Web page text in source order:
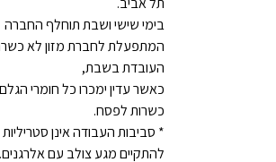
בימי שישי ושבת תוחלף החברה
המתפעלת לחברת מזון לא
העובדת בשבת,
כאשר עדין ימכרו כל חומרי
כשרות לפסח.
* סביבות העבודה אינן סטריליות
להתקיים מגע צולב עם אלרגנים.